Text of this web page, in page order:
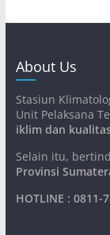
About Us
Stasiun
Unit Pelaksana
iklim dan
Selain itu,
Provinsi
HOTLINE : 0811-